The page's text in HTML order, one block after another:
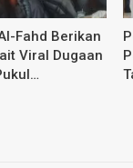
Fahd Berikan
Viral Dugaan